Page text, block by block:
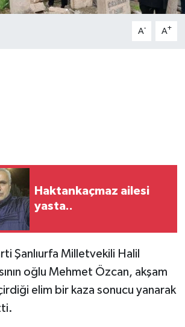
A- A+
Haktankaçmaz ailesi
yasta..
Şanlıurfa Milletvekili Halil
oğlu Mehmet Özcan, akşam
elim bir kaza sonucu yanarak